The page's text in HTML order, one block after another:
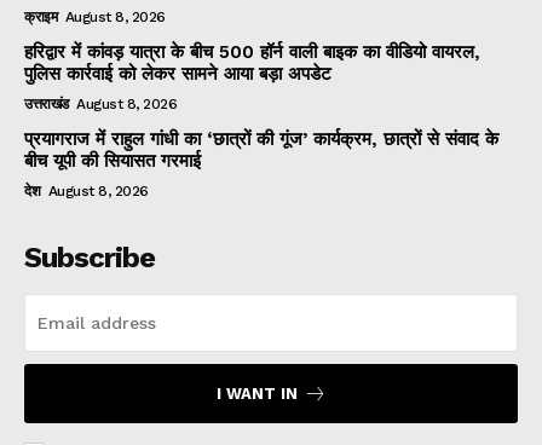
क्राइम August 8, 2026
हरिद्वार में कांवड़ यात्रा के बीच 500 हॉर्न वाली बाइक का वीडियो वायरल,
पुलिस कार्रवाई को लेकर सामने आया बड़ा अपडेट
उत्तराखंड August 8, 2026
प्रयागराज में राहुल गांधी का ‘छात्रों की गूंज’ कार्यक्रम, छात्रों से संवाद के
बीच यूपी की सियासत गरमाई
देश August 8, 2026
Subscribe
I WANT IN